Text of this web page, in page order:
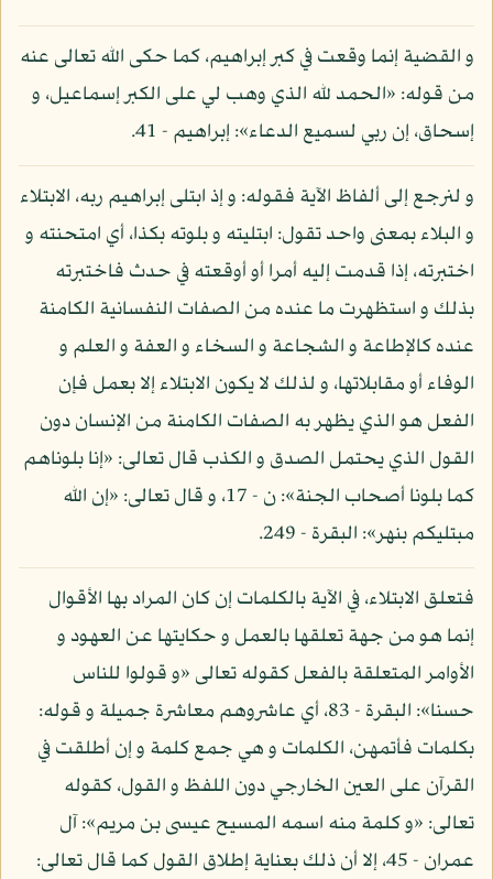
و القضية إنما وقعت في كبر إبراهيم، كما حكى الله تعالى عنه
من قوله: «الحمد لله الذي وهب لي على الكبر إسماعيل، و
إسحاق، إن ربي لسميع الدعاء»: إبراهيم - 41.
و لنرجع إلى ألفاظ الآية فقوله: و إذ ابتلى إبراهيم ربه، الابتلاء
و البلاء بمعنى واحد تقول: ابتليته و بلوته بكذا، أي امتحنته و
اختبرته، إذا قدمت إليه أمرا أو أوقعته في حدث فاختبرته
بذلك و استظهرت ما عنده من الصفات النفسانية الكامنة
عنده كالإطاعة و الشجاعة و السخاء و العفة و العلم و
الوفاء أو مقابلاتها، و لذلك لا يكون الابتلاء إلا بعمل فإن
الفعل هو الذي يظهر به الصفات الكامنة من الإنسان دون
القول الذي يحتمل الصدق و الكذب قال تعالى: «إنا بلوناهم
كما بلونا أصحاب الجنة»: ن - 17، و قال تعالى: «إن الله
مبتليكم بنهر»: البقرة - 249.
فتعلق الابتلاء، في الآية بالكلمات إن كان المراد بها الأقوال
إنما هو من جهة تعلقها بالعمل و حكايتها عن العهود و
الأوامر المتعلقة بالفعل كقوله تعالى «و قولوا للناس
حسنا»: البقرة - 83، أي عاشروهم معاشرة جميلة و قوله:
بكلمات فأتمهن، الكلمات و هي جمع كلمة و إن أطلقت في
القرآن على العين الخارجي دون اللفظ و القول، كقوله
تعالى: «و كلمة منه اسمه المسيح عيسى بن مريم»: آل
عمران - 45، إلا أن ذلك بعناية إطلاق القول كما قال تعالى: